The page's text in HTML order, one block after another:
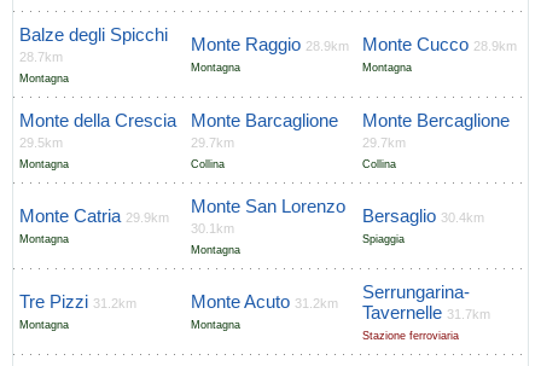
Balze degli Spicchi
28.7km
Montagna
Monte Raggio 28.9km
Montagna
Monte Cucco 28.9km
Montagna
Monte della Crescia
29.5km
Montagna
Monte Barcaglione
29.7km
Collina
Monte Bercaglione
29.7km
Collina
Monte Catria 29.9km
Montagna
Monte San Lorenzo
30.1km
Montagna
Bersaglio 30.4km
Spiaggia
Tre Pizzi 31.2km
Montagna
Monte Acuto 31.2km
Montagna
Serrungarina-
Tavernelle 31.7km
Stazione ferroviaria